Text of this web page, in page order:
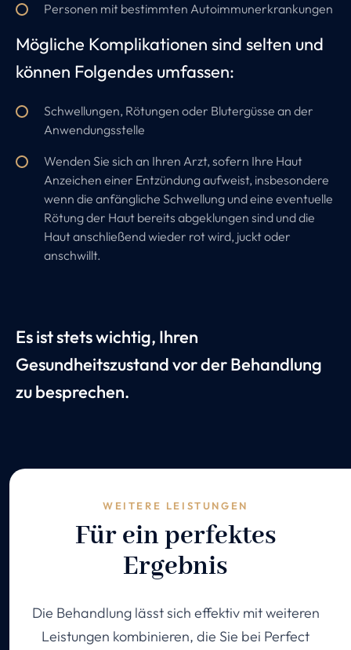
Personen mit bestimmten Autoimmunerkrankungen
Mögliche Komplikationen sind selten und
können Folgendes umfassen:
Schwellungen, Rötungen oder Blutergüsse an der
Anwendungsstelle
Wenden Sie sich an Ihren Arzt, sofern Ihre Haut
Anzeichen einer Entzündung aufweist, insbesondere
wenn die anfängliche Schwellung und eine eventuelle
Rötung der Haut bereits abgeklungen sind und die
Haut anschließend wieder rot wird, juckt oder
anschwillt.
Es ist stets wichtig, Ihren
Gesundheitszustand vor der Behandlung
zu besprechen.
WEITERE LEISTUNGEN
Für ein perfektes
Ergebnis
Die Behandlung lässt sich effektiv mit weiteren
Leistungen kombinieren, die Sie bei Perfect